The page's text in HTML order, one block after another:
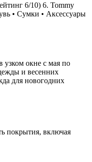
6/10) 6. Tommy
• Сумки • Аксессуары
окне с мая по
и весенних
для новогодних
покрытия, включая